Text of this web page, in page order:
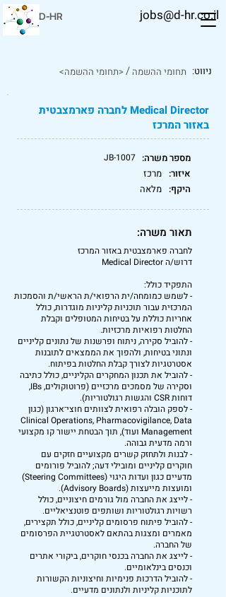
D-HR jobs@d-hr.co.il
ניווט: /<תחומי ההשמה> תחומי ההשמה
Medical Director לחברה פארמצבטית
באזור המרכז
JB-1007 מספר משרה:
איזור: מרכז
היקף: מלאה
תאור משרה:
לחברה פארמצבטית באזור המרכז
דרוש/ה Medical Director
התפקיד כולל:
- לשמש כמומחה/ית הרפואי/ת הראשי/ת והסמכות
המרכזית עבור תוכניות קליניות מוגדרות, כולל
אחריות כוללת על בטיחות המטופלים וקבלת
החלטות רפואיות מרכזיות.
- להוביל סקירה, ניתוח ופרשנות של נתונים קליניים
ונתוני בטיחות, ולהפוך את הממצאים לתובנות
אסטרטגיות לצורך קבלת החלטות בפיתוח.
- להוביל את תכנון המחקרים הקליניים, כולל כתיבה
וסקירה של מסמכים מרכזיים (פרוטוקולים, IBs,
דוחות CSR והגשות רגולטוריות).
- לספק הובלה רפואית לצוותים חוצי־ארגון (כגון
Clinical Operations, Pharmacovigilance, Data
Management ועוד), תוך הבטחת יישור קו מקצועי
ורמה מדעית גבוהה.
- לבנות ולתחזק קשרים מקצועיים חזקים עם
חוקרים קליניים ומובילי דעה; להוביל פורומים
מדעיים כגון ועדות היגוי (Steering Committees)
ומועצות מייעצות (Advisory Boards).
- לייצג את החברה מול גורמים חיצוניים, כולל
רשויות רגולטוריות ושותפים פוטנציאליים.
- להוביל פיתוח פרסומים קליניים, כולל תקצירים,
מאמרים ומצגות בהתאם לאסטרטגיית הפרסומים
של החברה.
- לייצג את החברה בכנסי חוקרים, ביקורי אתרים
וכנסים בינלאומיים.
- להוביל הדרכות פנימיות וחיצוניות הקשורות
לתוכניות קליניות ולנתונים מדעיים.